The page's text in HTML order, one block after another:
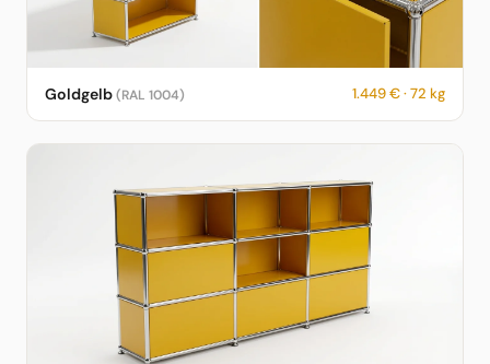
USM Haller Sideboard in Goldgelb – RAL 1004 – 1.449 € – 72 kg
– fotorealistische KI-Vorschau
Goldgelb(RAL 1004) 1.449 € · 72 kg